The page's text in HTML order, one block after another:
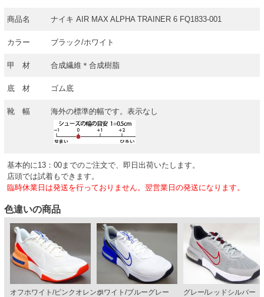
商品名 ナイキ AIR MAX ALPHA TRAINER 6 FQ1833-001
カラー ブラック/ホワイト
甲 材 合成繊維＊合成樹脂
底 材 ゴム底
靴 幅 海外の標準的幅です。表示なし
基本的に13：00までのご注文で、即日出荷いたします。
店頭では試着もできます。
臨時休業日は発送を行っておりません。翌営業日の発送になります。
色違いの商品
オフホワイト/ピンクオレンジホワイト/ブルーグレー グレー/レッドシルバー